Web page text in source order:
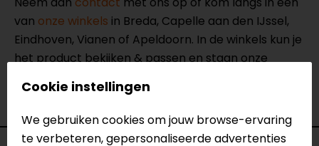
van onze winkels in Breda, Capelle aan den IJssel,
Eindhoven, Vianen of Apeldoorn. In de winkels kun je
het product bekijken & passen en staan onze
Bekijk onze anderetextiele motorjassen.
Cookie instellingen
We gebruiken cookies om jouw browse-ervaring
te verbeteren, gepersonaliseerde advertenties